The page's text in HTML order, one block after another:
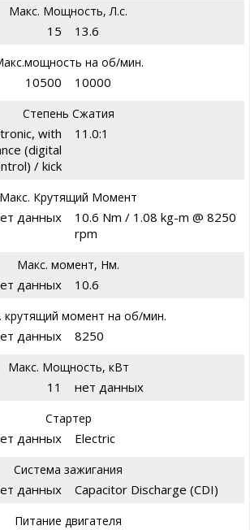
Макс. Мощность, Л.с.
15 13.6
на об/мин.
10500 10000
Степень Сжатия
with
(digital
/ kick
11.0:1
Макс. Крутящий Момент
данных
10.6 Nm / 1.08 kg-m @ 8250
rpm
Макс. момент, Нм.
данных 10.6
крутящий момент на об/мин.
данных 8250
Макс. Мощность, кВт
11 нет данных
Стартер
данных Electric
Система зажигания
данных Capacitor Discharge (CDI)
Питание двигателя